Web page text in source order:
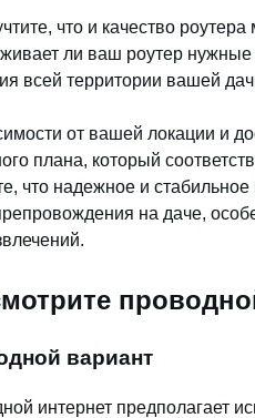
что и качество
ли ваш роутер нужные
всей территории вашей
от вашей локации и
плана, который
что надежное и
на даче,
вариант
интернет предполагает